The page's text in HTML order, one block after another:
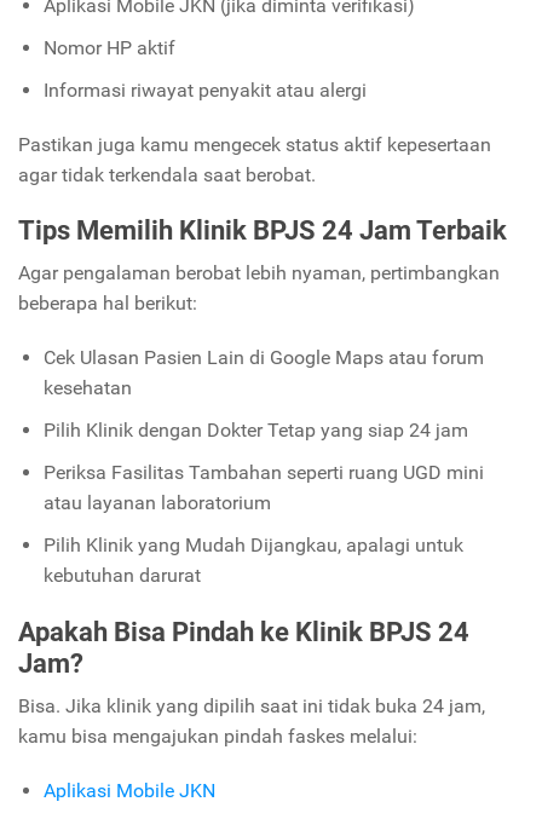
Aplikasi Mobile JKN (jika diminta verifikasi)
Nomor HP aktif
Informasi riwayat penyakit atau alergi
Pastikan juga kamu mengecek status aktif kepesertaan
agar tidak terkendala saat berobat.
Tips Memilih Klinik BPJS 24 Jam Terbaik
Agar pengalaman berobat lebih nyaman, pertimbangkan
beberapa hal berikut:
Cek Ulasan Pasien Lain di Google Maps atau forum
kesehatan
Pilih Klinik dengan Dokter Tetap yang siap 24 jam
Periksa Fasilitas Tambahan seperti ruang UGD mini
atau layanan laboratorium
Pilih Klinik yang Mudah Dijangkau, apalagi untuk
kebutuhan darurat
Apakah Bisa Pindah ke Klinik BPJS 24
Jam?
Bisa. Jika klinik yang dipilih saat ini tidak buka 24 jam,
kamu bisa mengajukan pindah faskes melalui:
Aplikasi Mobile JKN